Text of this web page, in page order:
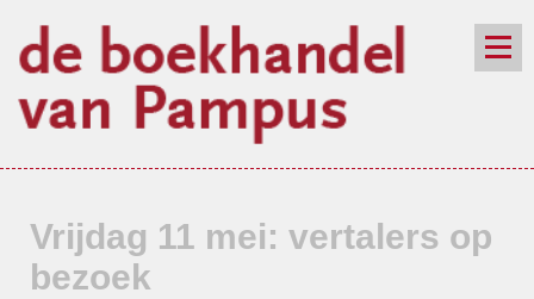
nieuwsbrief
Vrijdag 11 mei: vertalers op
bezoek